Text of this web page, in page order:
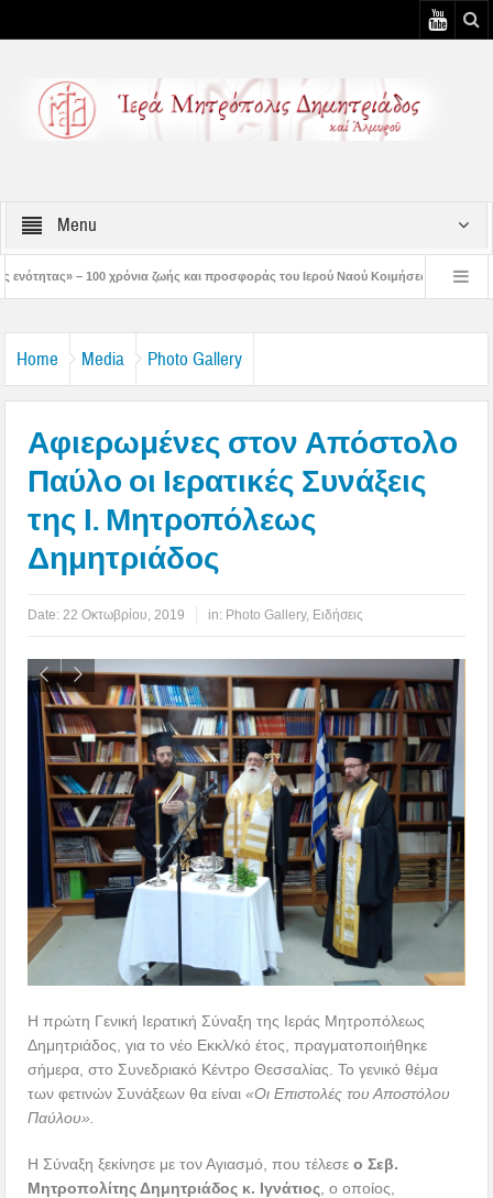
Menu
ζωής και προσφοράς του Ιερού Ναού Κοιμήσεως της Θεοτόκου Πτελεού
Home Media Photo Gallery
Αφιερωμένες στον Απόστολο
Παύλο οι Ιερατικές Συνάξεις
της Ι. Μητροπόλεως
Δημητριάδος
Date: 22 Οκτωβρίου, 2019 in: Photo Gallery, Ειδήσεις
Η πρώτη Γενική Ιερατική Σύναξη της Ιεράς Μητροπόλεως
Δημητριάδος, για το νέο Εκκλ/κό έτος, πραγματοποιήθηκε
σήμερα, στο Συνεδριακό Κέντρο Θεσσαλίας. Το γενικό θέμα
των φετινών Συνάξεων θα είναι«Οι Επιστολές του Αποστόλου
Παύλου».
Η Σύναξη ξεκίνησε με τον Αγιασμό, που τέλεσεο Σεβ.
Μητροπολίτης Δημητριάδος κ. Ιγνάτιος , ο οποίος,